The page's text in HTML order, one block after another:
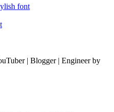
font
| Blogger | Engineer by